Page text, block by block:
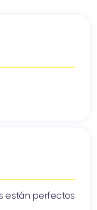
están perfectos